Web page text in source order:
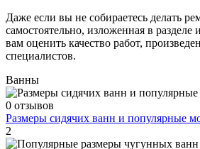
Даже если вы не собираетесь делать
самостоятельно, изложенная в
вам оценить качество работ,
специалистов.
Ванны
0 отзывов
Размеры сидячих ванн и популярные
2